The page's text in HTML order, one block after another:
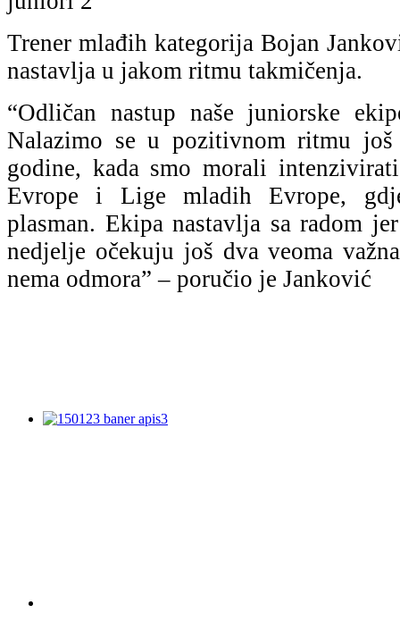
Trener mlađih kategorija Bojan
nastavlja u jakom ritmu takmičenja.
“Odličan nastup naše juniorske
Nalazimo se u pozitivnom ritmu još
godine, kada smo morali
Evrope i Lige mladih Evrope,
plasman. Ekipa nastavlja sa radom
nedjelje očekuju još dva veoma
nema odmora” – poručio je Janković